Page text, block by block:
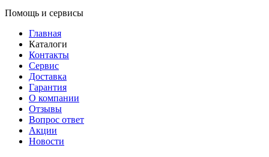
Помощь и сервисы
Главная
Каталоги
Контакты
Сервис
Доставка
Гарантия
О компании
Отзывы
Вопрос ответ
Акции
Новости